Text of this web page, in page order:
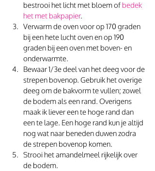
bestrooi het licht met bloem of bedek
het met bakpapier.
Verwarm de oven voor op 170 graden
bij een hete lucht oven en op 190
graden bij een oven met boven- en
onderwarmte.
Bewaar 1/3e deel van het deeg voor de
strepen bovenop. Gebruik het overige
deeg om de bakvorm te vullen; zowel
de bodem als een rand. Overigens
maak ik liever een te hoge rand dan
een te lage. Een hoge rand kun je altijd
nog wat naar beneden duwen zodra
de strepen bovenop komen.
Strooi het amandelmeel rijkelijk over
de bodem.